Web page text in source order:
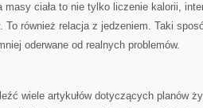
ciała to nie tylko liczenie kalorii,
To również relacja z jedzeniem. Taki
oderwane od realnych problemów.
wiele artykułów dotyczących planów